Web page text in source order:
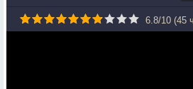
6.8/10 (45